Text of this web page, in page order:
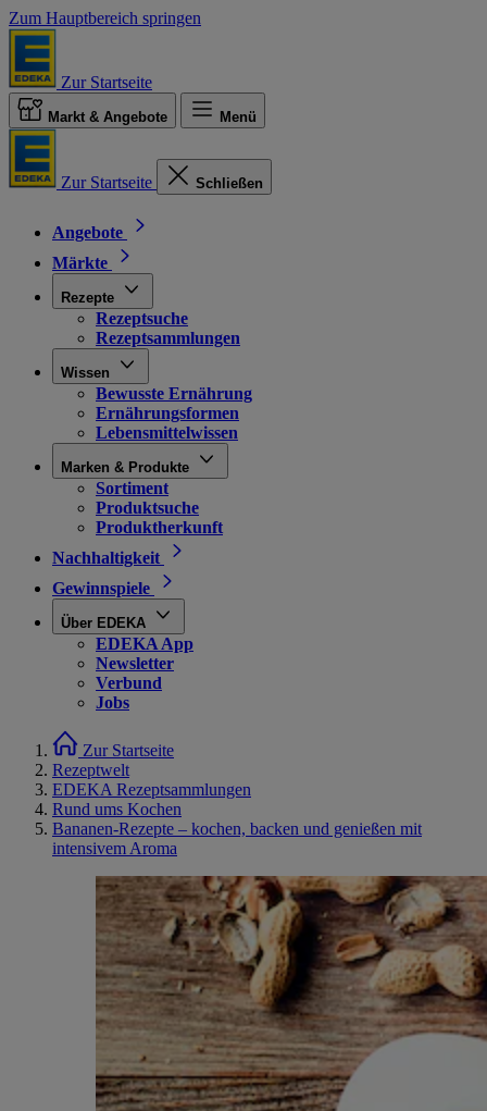
Zum Hauptbereich springen
Zur Startseite
Markt & Angebote Menü
Zur Startseite Schließen
Angebote
Märkte
Rezepte
Rezeptsuche
Rezeptsammlungen
Wissen
Bewusste Ernährung
Ernährungsformen
Lebensmittelwissen
Marken & Produkte
Sortiment
Produktsuche
Produktherkunft
Nachhaltigkeit
Gewinnspiele
Über EDEKA
EDEKA App
Newsletter
Verbund
Jobs
Zur Startseite
Rezeptwelt
EDEKA Rezeptsammlungen
Rund ums Kochen
Bananen-Rezepte – kochen, backen und genießen mit
intensivem Aroma